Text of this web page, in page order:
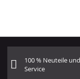
100 % Neuteile
Service